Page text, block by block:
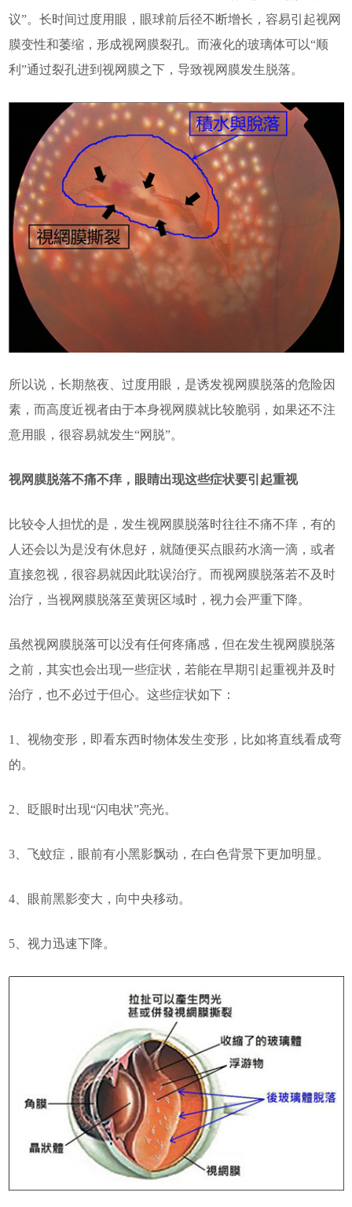
议”。长时间过度用眼，眼球前后径不断增长，容易引起视网
膜变性和萎缩，形成视网膜裂孔。而液化的玻璃体可以“顺
利”通过裂孔进到视网膜之下，导致视网膜发生脱落。
所以说，长期熬夜、过度用眼，是诱发视网膜脱落的危险因
素，而高度近视者由于本身视网膜就比较脆弱，如果还不注
意用眼，很容易就发生“网脱”。
视网膜脱落不痛不痒，眼睛出现这些症状要引起重视
比较令人担忧的是，发生视网膜脱落时往往不痛不痒，有的
人还会以为是没有休息好，就随便买点眼药水滴一滴，或者
直接忽视，很容易就因此耽误治疗。而视网膜脱落若不及时
治疗，当视网膜脱落至黄斑区域时，视力会严重下降。
虽然视网膜脱落可以没有任何疼痛感，但在发生视网膜脱落
之前，其实也会出现一些症状，若能在早期引起重视并及时
治疗，也不必过于但心。这些症状如下：
1、视物变形，即看东西时物体发生变形，比如将直线看成弯
的。
2、眨眼时出现“闪电状”亮光。
3、飞蚊症，眼前有小黑影飘动，在白色背景下更加明显。
4、眼前黑影变大，向中央移动。
5、视力迅速下降。